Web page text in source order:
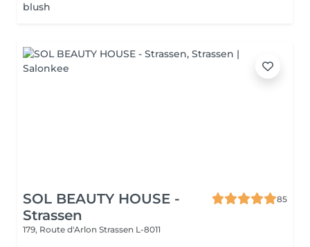
blush
SOL BEAUTY HOUSE -
Strassen
85
179, Route d'Arlon Strassen L-8011